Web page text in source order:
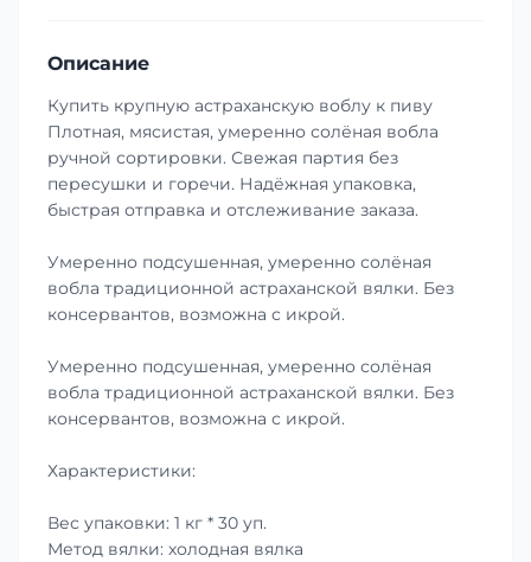
Описание
Купить крупную астраханскую воблу к пиву
Плотная, мясистая, умеренно солёная вобла
ручной сортировки. Свежая партия без
пересушки и горечи. Надёжная упаковка,
быстрая отправка и отслеживание заказа.
Умеренно подсушенная, умеренно солёная
вобла традиционной астраханской вялки. Без
консервантов, возможна с икрой.
Умеренно подсушенная, умеренно солёная
вобла традиционной астраханской вялки. Без
консервантов, возможна с икрой.
Характеристики:
Вес упаковки: 1 кг * 30 уп.
Метод вялки: холодная вялка